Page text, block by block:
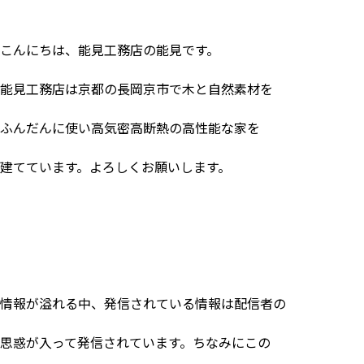
こんにちは、能見工務店の能見です。
能見工務店は京都の長岡京市で木と自然素材を
ふんだんに使い高気密高断熱の高性能な家を
建てています。よろしくお願いします。
情報が溢れる中、発信されている情報は配信者の
思惑が入って発信されています。ちなみにこの